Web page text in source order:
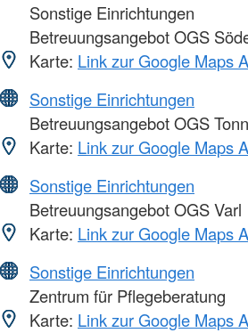
Sonstige Einrichtungen
Betreuungsangebot OGS
Karte: Link zur Google Maps
Sonstige Einrichtungen
Betreuungsangebot OGS
Karte: Link zur Google Maps
Sonstige Einrichtungen
Betreuungsangebot OGS Varl
Karte: Link zur Google Maps
Sonstige Einrichtungen
Zentrum für Pflegeberatung
Karte: Link zur Google Maps